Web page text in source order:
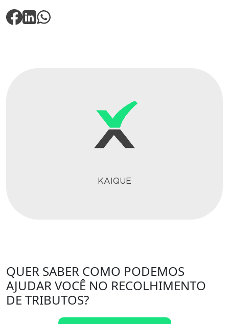
KAIQUE
QUER SABER COMO PODEMOS
AJUDAR VOCÊ NO RECOLHIMENTO
DE TRIBUTOS?